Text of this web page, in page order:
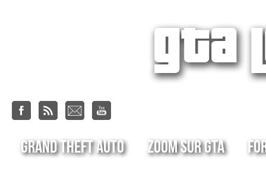
Grand Theft Auto Zoom sur GTA